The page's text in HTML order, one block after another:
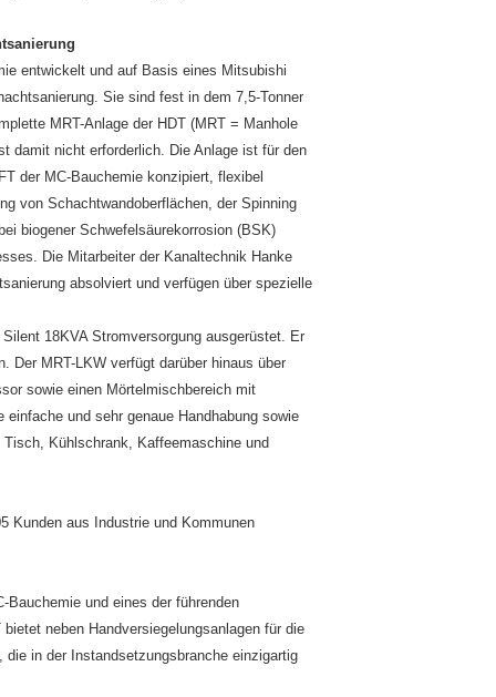
entwickelt und auf Basis eines Mitsubishi
Sie sind fest in dem 7,5-Tonner
MRT-Anlage der HDT (MRT = Manhole
damit nicht erforderlich. Die Anlage ist für den
der MC-Bauchemie konzipiert, flexibel
von Schachtwandoberflächen, der Spinning
biogener Schwefelsäurekorrosion (BSK)
Die Mitarbeiter der Kanaltechnik Hanke
absolviert und verfügen über spezielle
18KVA Stromversorgung ausgerüstet. Er
Der MRT-LKW verfügt darüber hinaus über
sowie einen Mörtelmischbereich mit
und sehr genaue Handhabung sowie
Kühlschrank, Kaffeemaschine und
Kunden aus Industrie und Kommunen
Bauchemie und eines der führenden
neben Handversiegelungsanlagen für die
in der Instandsetzungsbranche einzigartig